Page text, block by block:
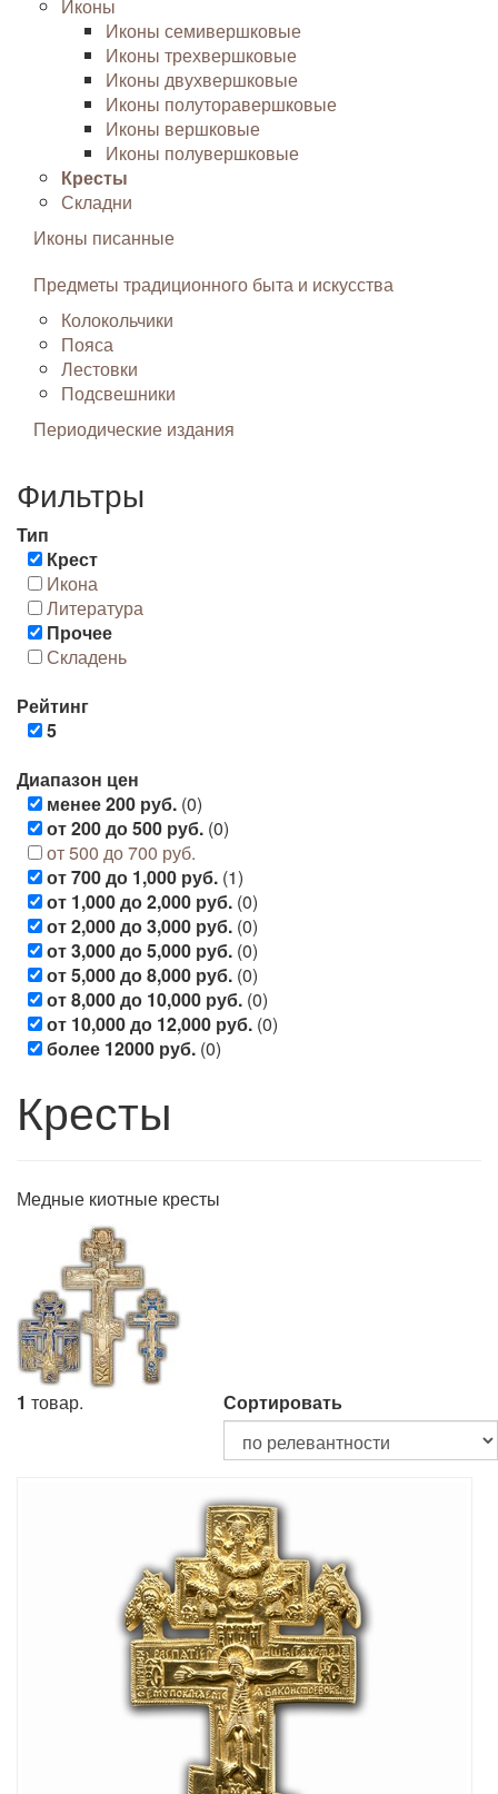
Иконы
Иконы семивершковые
Иконы трехвершковые
Иконы двухвершковые
Иконы полуторавершковые
Иконы вершковые
Иконы полувершковые
Кресты
Складни
Иконы писанные
Предметы традиционного быта и искусства
Колокольчики
Пояса
Лестовки
Подсвешники
Периодические издания
Фильтры
Тип
Крест
Икона
Литература
Прочее
Складень
Рейтинг
5
Диапазон цен
менее 200 руб. (0)
от 200 до 500 руб. (0)
от 500 до 700 руб.
от 700 до 1,000 руб. (1)
от 1,000 до 2,000 руб. (0)
от 2,000 до 3,000 руб. (0)
от 3,000 до 5,000 руб. (0)
от 5,000 до 8,000 руб. (0)
от 8,000 до 10,000 руб. (0)
от 10,000 до 12,000 руб. (0)
более 12000 руб. (0)
Кресты
Медные киотные кресты
1 товар. Сортировать